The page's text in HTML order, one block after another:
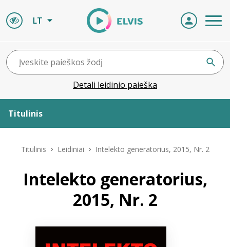
LT
Detali leidinio paieška
Titulinis
Leidiniai
Naujienos
Titulinis Leidiniai Intelekto generatorius, 2015, Nr. 2
Intelekto generatorius,
2015, Nr. 2